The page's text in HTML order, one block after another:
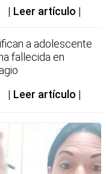
Leer artículo
a adolescente
fallecida en
Leer artículo